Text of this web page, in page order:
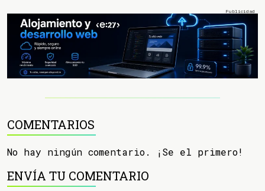
COMENTARIOS
No hay ningún comentario. ¡Se el primero!
ENVÍA TU COMENTARIO